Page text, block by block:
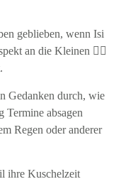
geblieben, wenn Isi
an die Kleinen 👍🏼
Gedanken durch, wie
Termine absagen
Regen oder anderer
ihre Kuschelzeit